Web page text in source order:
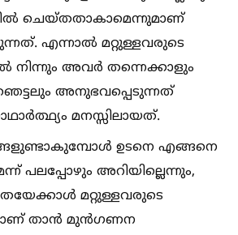
ചെയ്തതാകാമെന്നുമാണ്
എന്നാല്‍ മറ്റുള്ളവരുടെ
നിന്നും അവർ തന്നെക്കാളും
അനുഭവപ്പെടുന്നത്
മനസ്സിലായത്.
ഉടനെ എങ്ങനെ
പലപ്പോഴും അറിയില്ലെന്നും,
മറ്റുള്ളവരുടെ
താൻ മുൻഗണന